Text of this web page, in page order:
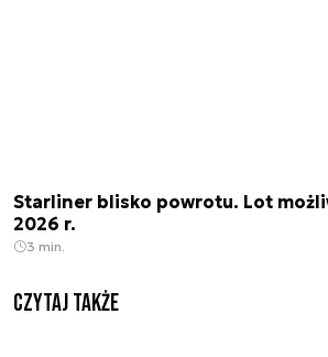
Starliner blisko powrotu. Lot
2026 r.
3 min.
Czytaj także